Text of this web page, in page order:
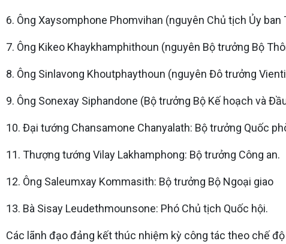
6. Ông Xaysomphone Phomvihan (nguyên Chủ tịch Ủy
7. Ông Kikeo Khaykhamphithoun (nguyên Bộ trưởng Bộ
8. Ông Sinlavong Khoutphaythoun (nguyên Đô trưởng
9. Ông Sonexay Siphandone (Bộ trưởng Bộ Kế hoạch và
10. Đại tướng Chansamone Chanyalath: Bộ trưởng Quốc
11. Thượng tướng Vilay Lakhamphong: Bộ trưởng Công an.
12. Ông Saleumxay Kommasith: Bộ trưởng Bộ Ngoại giao
13. Bà Sisay Leudethmounsone: Phó Chủ tịch Quốc hội.
Các lãnh đạo đảng kết thúc nhiệm kỳ công tác theo chế